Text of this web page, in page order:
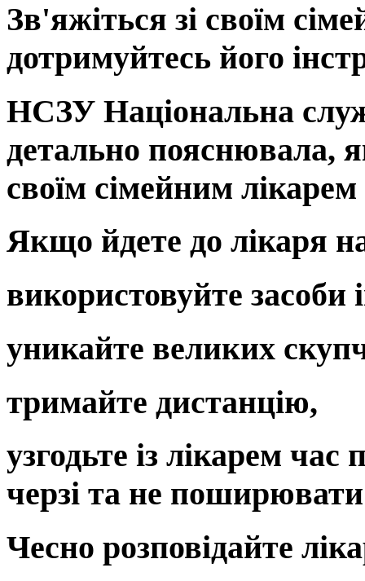
Зв'яжіться зі своїм
дотримуйтесь його
НСЗУ Національна
детально пояснювала,
своїм сімейним лікарем
Якщо йдете до лікаря
використовуйте засоби
уникайте великих
тримайте дистанцію,
узгодьте із лікарем
черзі та не
Чесно розповідайте